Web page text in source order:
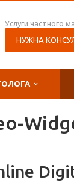
Услуги частного
НУЖНА